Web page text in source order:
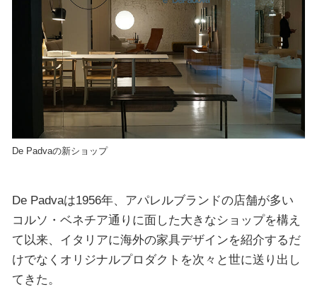
De Padvaの新ショップ
De Padvaは1956年、アパレルブランドの店舗が多い
コルソ・ベネチア通りに面した大きなショップを構え
て以来、イタリアに海外の家具デザインを紹介するだ
けでなくオリジナルプロダクトを次々と世に送り出し
てきた。